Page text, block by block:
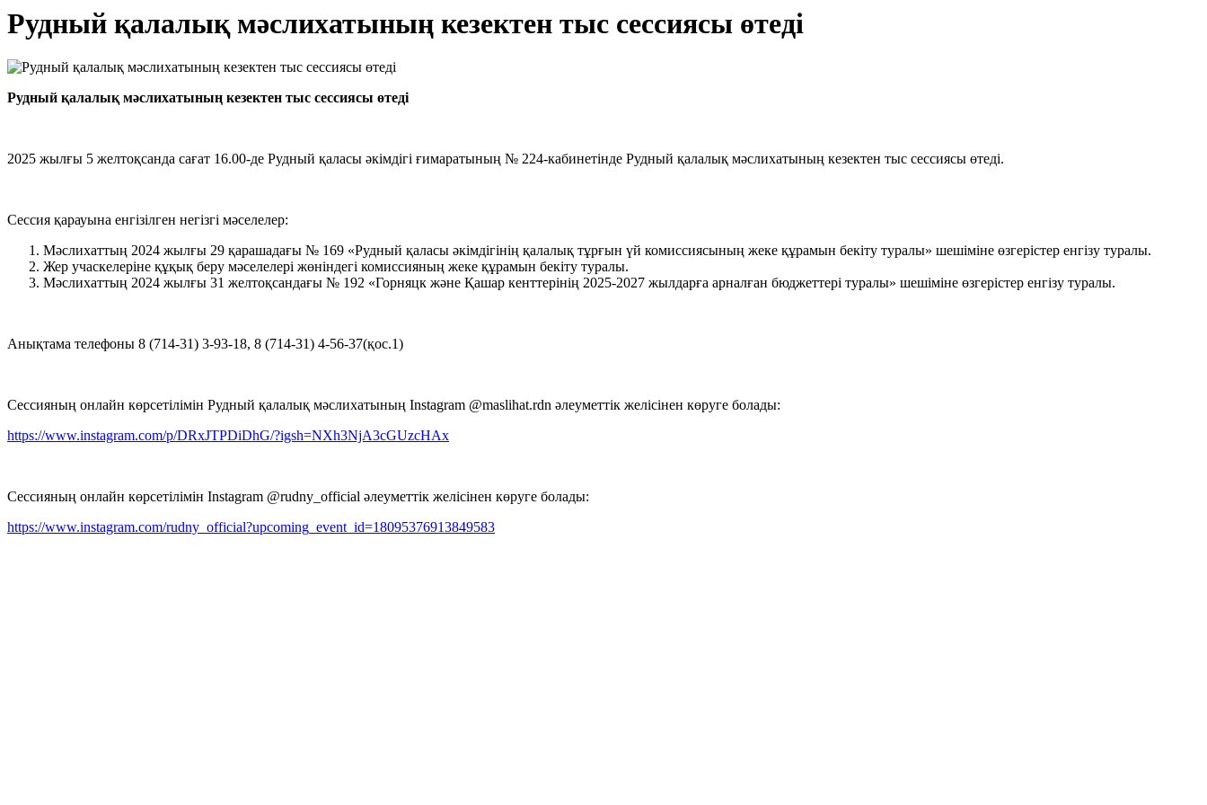
Рудный қалалық мәслихатының кезектен тыс сессиясы өтеді
Рудный қалалық мәслихатының кезектен тыс сессиясы өтеді
2025 жылғы 5 желтоқсанда сағат 16.00-де Рудный қаласы әкімдігі ғимаратының № 224-кабинетінде Рудный қалалық мәслихатының кезектен тыс сессиясы өтеді.
Сессия қарауына енгізілген негізгі мәселелер:
Мәслихаттың 2024 жылғы 29 қарашадағы № 169 «Рудный қаласы әкімдігінің қалалық тұрғын үй комиссиясының жеке құрамын бекіту туралы» шешіміне өзгерістер енгізу туралы.
Жер учаскелеріне құқық беру мәселелері жөніндегі комиссияның жеке құрамын бекіту туралы.
Мәслихаттың 2024 жылғы 31 желтоқсандағы № 192 «Горняцк және Қашар кенттерінің 2025-2027 жылдарға арналған бюджеттері туралы» шешіміне өзгерістер енгізу туралы.
Анықтама телефоны 8 (714-31) 3-93-18, 8 (714-31) 4-56-37(қос.1)
Сессияның онлайн көрсетілімін Рудный қалалық мәслихатының Instagram @maslihat.rdn әлеуметтік желісінен көруге болады:
https://www.instagram.com/p/DRxJTPDiDhG/?igsh=NXh3NjA3cGUzcHAx
Сессияның онлайн көрсетілімін Instagram @rudny_official әлеуметтік желісінен көруге болады:
https://www.instagram.com/rudny_official?upcoming_event_id=18095376913849583